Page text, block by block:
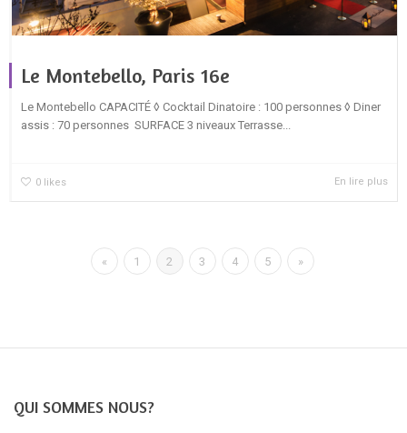
Le Montebello, Paris 16e
Le Montebello CAPACITÉ ◊ Cocktail Dinatoire : 100 personnes ◊ Diner
assis : 70 personnes SURFACE 3 niveaux Terrasse...
0 likes En lire plus
« 1 2 3 4 5 »
QUI SOMMES NOUS?